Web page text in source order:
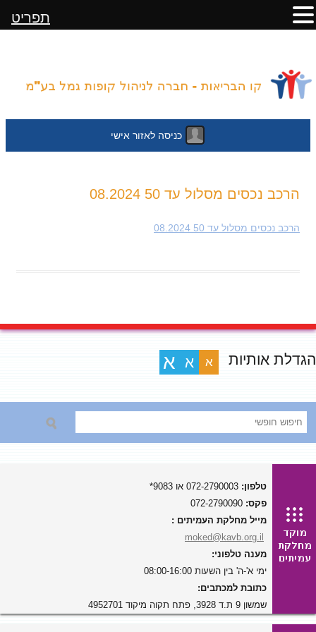
כניסה לאזור אישי
לתוכן הרכב נכסים מסלול עד 50 08.2024
הרכב נכסים מסלול עד 50 08.2024
הגדלת אותיות א א א
טלפון:
פקס:
מייל מחלקת העמיתים :
moked@kavb.org.il
מענה טלפוני:
ימי א'-ה' בין השעות 08:00-16:00
כתובת למכתבים:
שמשון 9 ת.ד 3928, פתח תקוה מיקוד 4952701
תפריט